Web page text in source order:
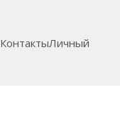
КонтактыЛичный